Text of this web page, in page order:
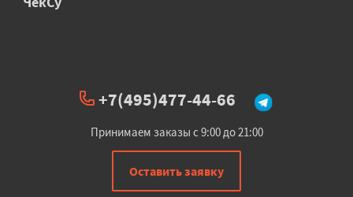
+7(495)477-44-66
Принимаем заказы с 9:00 до 21:00
Оставить заявку